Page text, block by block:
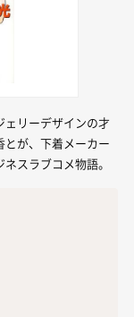
ェリーデザインの才
が、下着メーカー
スラブコメ物語。